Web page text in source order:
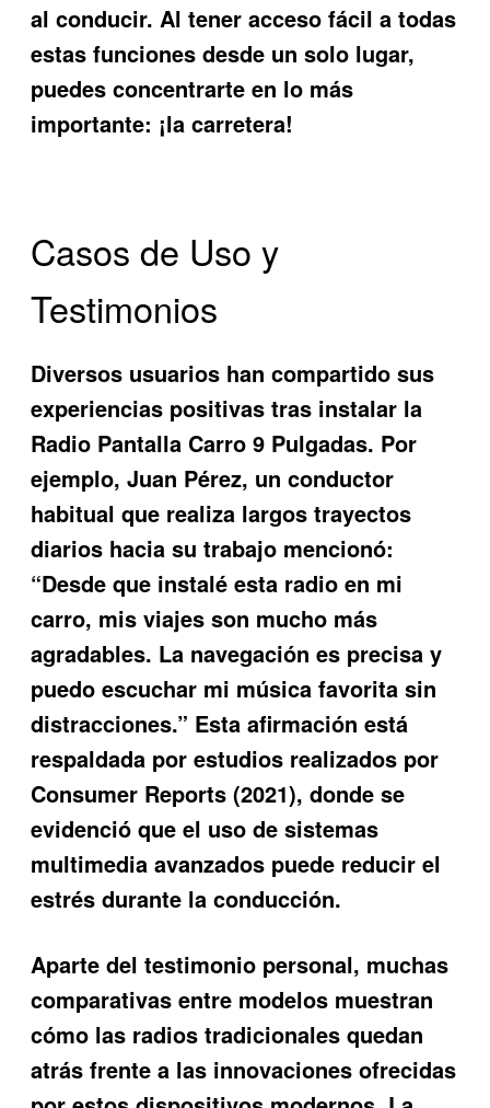
al conducir. Al tener acceso fácil a todas
estas funciones desde un solo lugar,
puedes concentrarte en lo más
importante: ¡la carretera!
Casos de Uso y
Testimonios
Diversos usuarios han compartido sus
experiencias positivas tras instalar la
Radio Pantalla Carro 9 Pulgadas. Por
ejemplo, Juan Pérez, un conductor
habitual que realiza largos trayectos
diarios hacia su trabajo mencionó:
“Desde que instalé esta radio en mi
carro, mis viajes son mucho más
agradables. La navegación es precisa y
puedo escuchar mi música favorita sin
distracciones.” Esta afirmación está
respaldada por estudios realizados por
Consumer Reports (2021), donde se
evidenció que el uso de sistemas
multimedia avanzados puede reducir el
estrés durante la conducción.
Aparte del testimonio personal, muchas
comparativas entre modelos muestran
cómo las radios tradicionales quedan
atrás frente a las innovaciones ofrecidas